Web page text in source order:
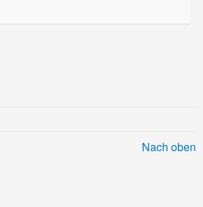
Nach oben